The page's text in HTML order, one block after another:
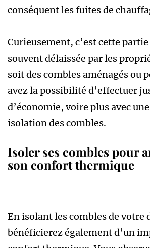
conséquent les fuites de
Curieusement, c’est cette
souvent délaissée par les
soit des combles aménagés ou
avez la possibilité d’effectuer
d’économie, voire plus avec
isolation des combles.
Isoler ses combles pour
son confort thermique
En isolant les combles de votre
bénéficierez également d’un